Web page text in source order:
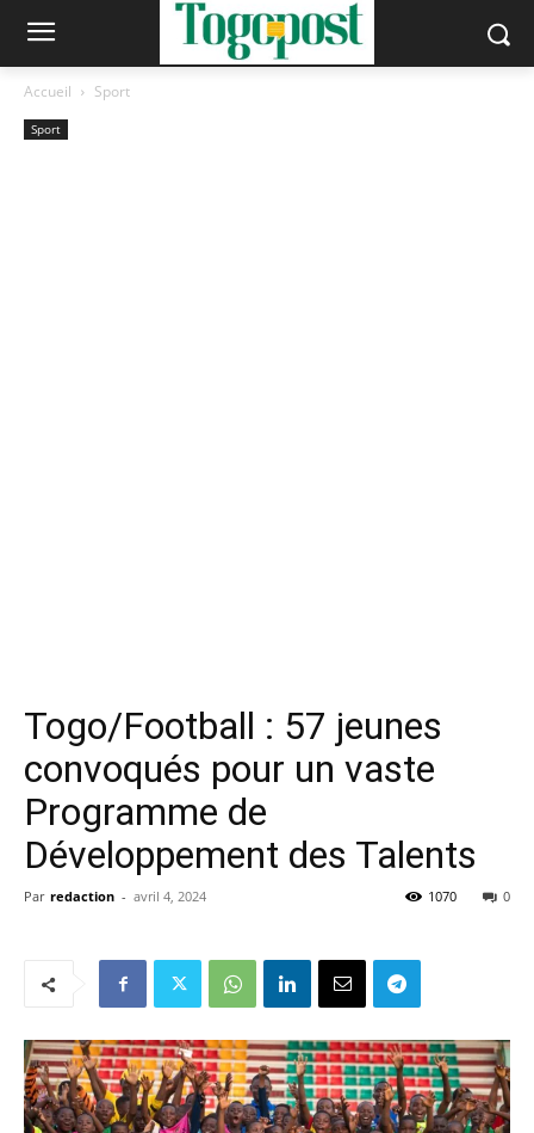
Accueil Sport
Sport
Togo/Football : 57 jeunes
convoqués pour un vaste
Programme de
Développement des Talents
Par redaction - avril 4, 2024 0
1070